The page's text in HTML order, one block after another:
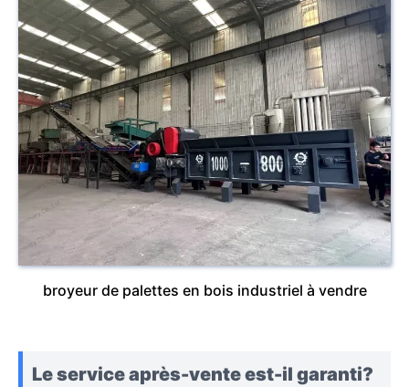
broyeur de palettes en bois industriel à vendre
Le service après-vente est-il garanti?